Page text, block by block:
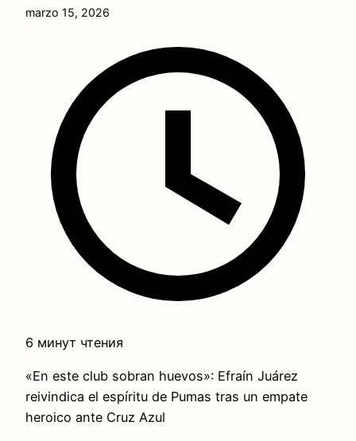
marzo 15, 2026
6 минут чтения
«En este club sobran huevos»: Efraín Juárez
reivindica el espíritu de Pumas tras un empate
heroico ante Cruz Azul